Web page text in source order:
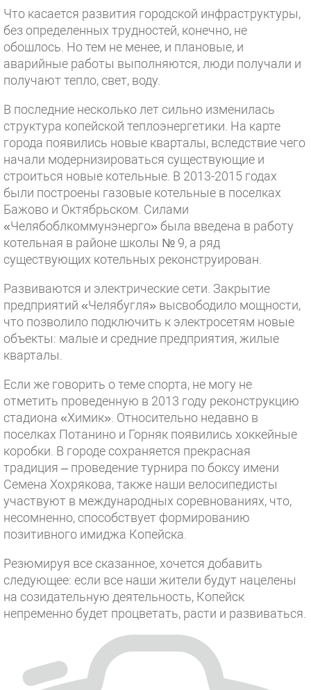
Что касается развития городской инфраструктуры,
без определенных трудностей, конечно, не
обошлось. Но тем не менее, и плановые, и
аварийные работы выполняются, люди получали и
получают тепло, свет, воду.
В последние несколько лет сильно изменилась
структура копейской теплоэнергетики. На карте
города появились новые кварталы, вследствие чего
начали модернизироваться существующие и
строиться новые котельные. В 2013-2015 годах
были построены газовые котельные в поселках
Бажово и Октябрьском. Силами
«Челябоблкоммунэнерго» была введена в работу
котельная в районе школы № 9, а ряд
существующих котельных реконструирован.
Развиваются и электрические сети. Закрытие
предприятий «Челябугля» высвободило мощности,
что позволило подключить к электросетям новые
объекты: малые и средние предприятия, жилые
кварталы.
Если же говорить о теме спорта, не могу не
отметить проведенную в 2013 году реконструкцию
стадиона «Химик». Относительно недавно в
поселках Потанино и Горняк появились хоккейные
коробки. В городе сохраняется прекрасная
традиция – проведение турнира по боксу имени
Семена Хохрякова, также наши велосипедисты
участвуют в международных соревнованиях, что,
несомненно, способствует формированию
позитивного имиджа Копейска.
Резюмируя все сказанное, хочется добавить
следующее: если все наши жители будут нацелены
на созидательную деятельность, Копейск
непременно будет процветать, расти и развиваться.